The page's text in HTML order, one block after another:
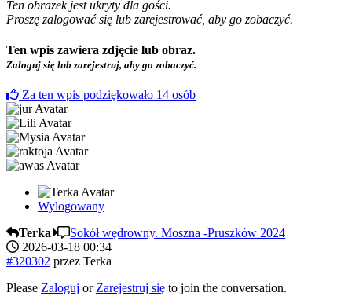
Ten obrazek jest ukryty dla gości.
Proszę zalogować się lub zarejestrować, aby go zobaczyć.
Ten wpis zawiera zdjęcie lub obraz.
Zaloguj się lub zarejestruj, aby go zobaczyć.
Za ten wpis podziękowało 14 osób
Wylogowany
Terka
Sokół wędrowny. Moszna -Pruszków 2024
2026-03-18 00:34
#320302 przez Terka
Please Zaloguj or Zarejestruj się to join the conversation.